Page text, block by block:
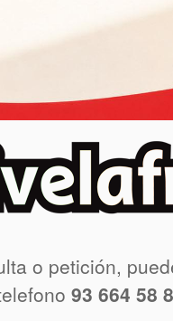
o petición,
93 664 58